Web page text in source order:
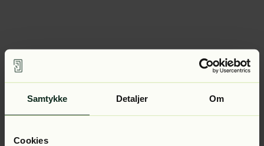
Samtykke Detaljer Om
Cookies